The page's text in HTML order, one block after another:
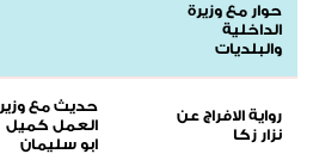
حوار مع وزيرة
الداخلية
والبلديات
رواية الافراج عن
نزار زكا
حديث مع وزير
العمل كميل
ابو سليمان